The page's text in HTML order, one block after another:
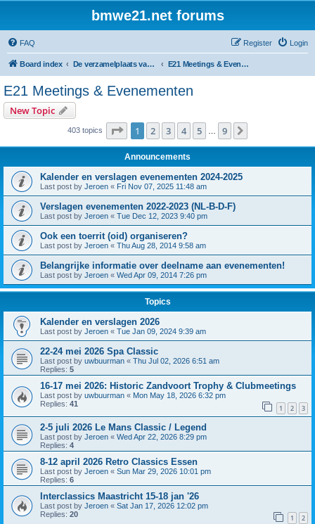
bmwe21.net forums
FAQ Login
Register
Board index De verzamelplaats van E21 fanaten der lage landen - Dutch forum E21 Meetings & Evenementen
E21 Meetings & Evenementen
New Topic
403 topics Page 1of 9
1 2 3 4 5 9
Announcements
Kalender en verslagen evenementen 2024-2025
Last post by Jeroen « Fri Nov 07, 2025 11:48 am
Verslagen evenementen 2022-2023 (NL-B-D-F)
Last post by Jeroen « Tue Dec 12, 2023 9:40 pm
Ook een toerrit (oid) organiseren?
Last post by Jeroen « Thu Aug 28, 2014 9:58 am
Belangrijke informatie over deelname aan evenementen!
Last post by Jeroen « Wed Apr 09, 2014 7:26 pm
Topics
Kalender en verslagen 2026
Last post by Jeroen « Tue Jan 09, 2024 9:39 am
22-24 mei 2026 Spa Classic
Last post by uwbuurman « Thu Jul 02, 2026 6:51 am
Replies: 5
16-17 mei 2026: Historic Zandvoort Trophy & Clubmeetings
Last post by uwbuurman « Mon May 18, 2026 6:32 pm
Replies: 41 1 2 3
2-5 juli 2026 Le Mans Classic / Legend
Last post by Jeroen « Wed Apr 22, 2026 8:29 pm
Replies: 4
8-12 april 2026 Retro Classics Essen
Last post by Jeroen « Sun Mar 29, 2026 10:01 pm
Replies: 6
Interclassics Maastricht 15-18 jan '26
Last post by Jeroen « Sat Jan 17, 2026 12:02 pm
Replies: 20 1 2